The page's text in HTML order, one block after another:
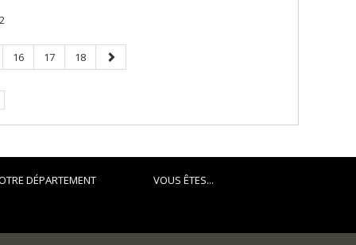
Page
16 Page
17 Page
18
Page
suivante
DÉPARTEMENT VOUS ÊTES...